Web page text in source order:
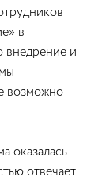
в
внедрение и
возможно
оказалась
отвечает